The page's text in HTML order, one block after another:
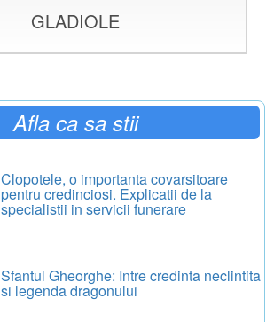
GLADIOLE
Afla ca sa stii
Clopotele, o importanta covarsitoare
pentru credinciosi. Explicatii de la
specialistii in servicii funerare
Sfantul Gheorghe: Intre credinta neclintita
si legenda dragonului